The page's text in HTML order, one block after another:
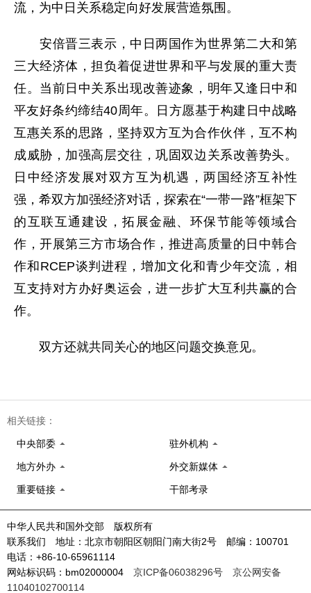
流，为中日关系稳定向好发展营造氛围。
安倍晋三表示，中日两国作为世界第二大和第
三大经济体，担负着促进世界和平与发展的重大责
任。当前日中关系出现改善迹象，明年又逢日中和
平友好条约缔结40周年。日方愿基于构建日中战略
互惠关系的思路，坚持双方互为合作伙伴，互不构
成威胁，加强高层交往，巩固双边关系改善势头。
日中经济发展对双方互为机遇，两国经济互补性
强，希双方加强经济对话，探索在“一带一路”框架下
的互联互通建设，拓展金融、环保节能等领域合
作，开展第三方市场合作，推进高质量的日中韩合
作和RCEP谈判进程，增加文化和青少年交流，相
互支持对方办好奥运会，进一步扩大互利共赢的合
作。
双方还就共同关心的地区问题交换意见。
相关链接：
中央部委 驻外机构
地方外办 外交新媒体
重要链接 干部考录
中华人民共和国外交部 版权所有
联系我们 地址：北京市朝阳区朝阳门南大街2号 邮编：100701
电话：+86-10-65961114
网站标识码：bm02000004 京ICP备06038296号
京公网安备
11040102700114